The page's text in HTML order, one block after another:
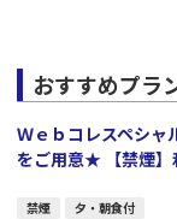
おすすめプラ
Ｗｅｂコレスペシ
をご用意★ 【禁煙
禁煙 夕・朝食付